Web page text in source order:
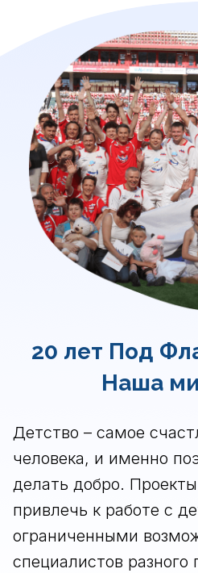
20 лет Под
Наша
Детство – самое
человека, и именно
делать добро.
привлечь к работе с
ограниченными
специалистов разного